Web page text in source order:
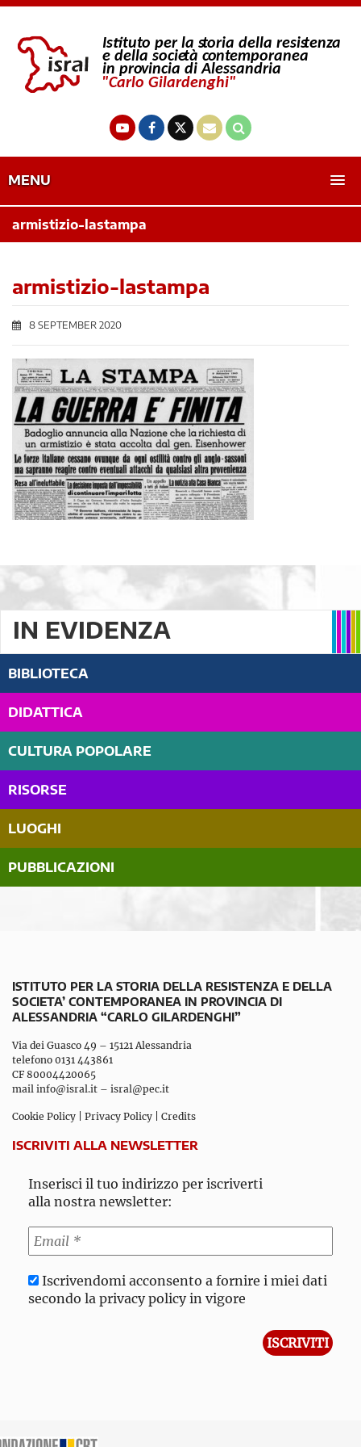
MENU
armistizio-lastampa
armistizio-lastampa
8 SEPTEMBER 2020
IN EVIDENZA
BIBLIOTECA
DIDATTICA
CULTURA POPOLARE
RISORSE
LUOGHI
PUBBLICAZIONI
ISTITUTO PER LA STORIA DELLA RESISTENZA E DELLA
SOCIETA’ CONTEMPORANEA IN PROVINCIA DI
ALESSANDRIA “CARLO GILARDENGHI”
Via dei Guasco 49 – 15121 Alessandria
telefono 0131 443861
CF 80004420065
mail info@isral.it – isral@pec.it
Cookie Policy Privacy Policy Credits
ISCRIVITI ALLA NEWSLETTER
Inserisci il tuo indirizzo per iscriverti
alla nostra newsletter:
Iscrivendomi acconsento a fornire i miei dati
secondo la privacy policy in vigore